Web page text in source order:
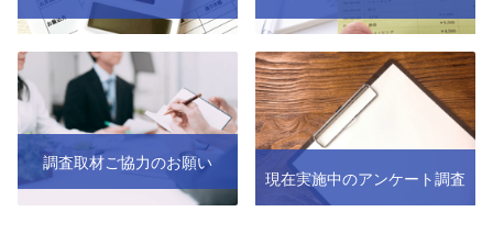
調査取材ご協力のお願い
現在実施中のアンケート調査